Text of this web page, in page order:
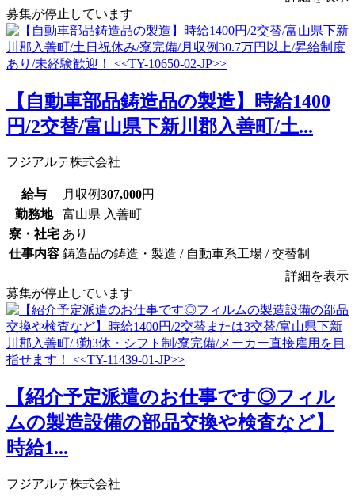
募集が停止しています
【自動車部品鋳造品の製造】時給1400
円/2交替/富山県下新川郡入善町/土...
フジアルテ株式会社
給与 月収例307,000円
勤務地
富山県 入善町
寮・社宅 あり
仕事内容 鋳造品の鋳造・製造 / 自動車系工場 / 交替制
詳細を表示
募集が停止しています
【紹介予定派遣のお仕事です◎フィル
ムの製造設備の部品交換や検査など】
時給1...
フジアルテ株式会社